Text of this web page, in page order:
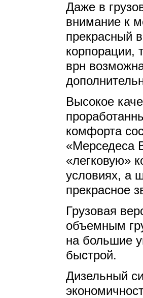
Даже в
внимание к
прекрасный
корпорации,
врн
Высокое
комфорта
«Мерседеса
«легковую»
условиях, а
прекрасное
Грузовая
объемным
на большие
быстрой.
Дизельный